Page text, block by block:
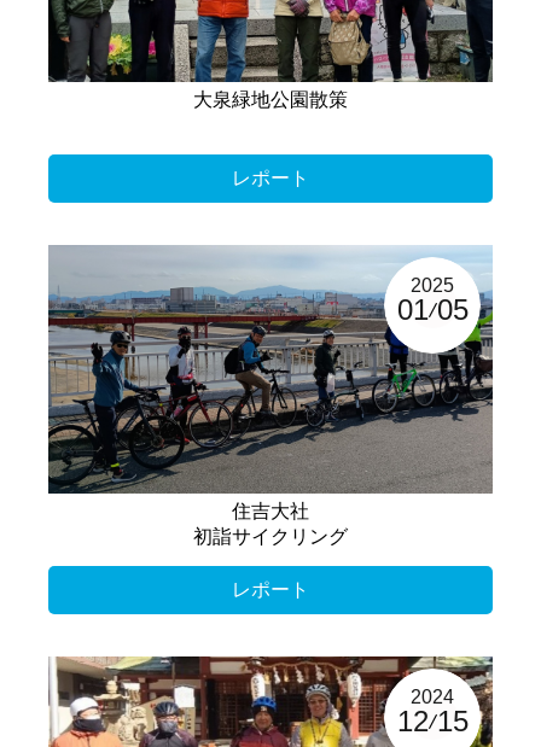
大泉緑地公園散策
レポート
2025
01 05
住吉大社
初詣サイクリング
レポート
2024
12 15